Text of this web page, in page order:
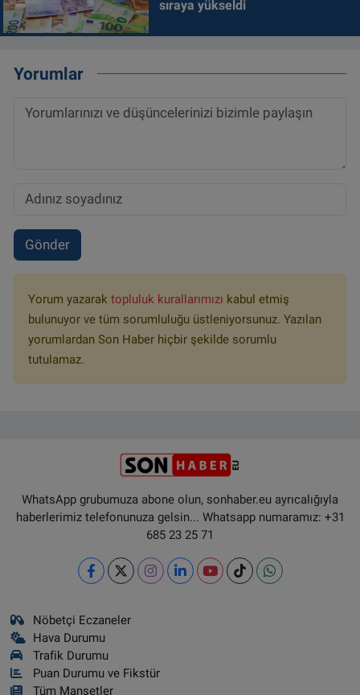
sıraya yükseldi
Yorumlar
Gönder
Yorum yazarak topluluk kurallarımızı kabul etmiş
bulunuyor ve tüm sorumluluğu üstleniyorsunuz. Yazılan
yorumlardan Son Haber hiçbir şekilde sorumlu
tutulamaz.
WhatsApp grubumuza abone olun, sonhaber.eu ayrıcalığıyla
haberlerimiz telefonunuza gelsin... Whatsapp numaramız: +31
685 23 25 71
Nöbetçi Eczaneler
Hava Durumu
Trafik Durumu
Puan Durumu ve Fikstür
Tüm Manşetler